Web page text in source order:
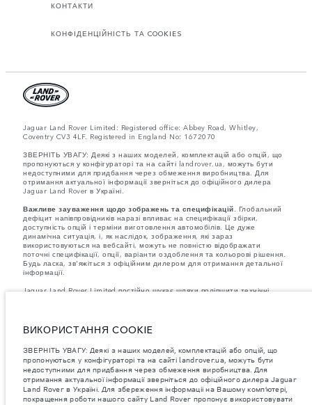
КОНТАКТИ
КОНФІДЕНЦІЙНІСТЬ ТА COOKIES
Jaguar Land Rover Limited: Registered office: Abbey Road, Whitley,
Coventry CV3 4LF. Registered in England No: 1672070
ЗВЕРНІТЬ УВАГУ: Деякі з наших моделей, комплектацій або опцій, що
пропонуються у конфігураторі та на сайті landrover.ua, можуть бути
недоступними для придбання через обмеження виробництва. Для
отримання актуальної інформації зверніться до офіційного дилера
Jaguar Land Rover в Україні.
Важливе зауваження щодо зображень та специфікацій. Глобальний
дефіцит напівпровідників наразі впливає на специфікації збірки,
доступність опцій і терміни виготовлення автомобілів. Це дуже
динамічна ситуація, і, як наслідок, зображення, які зараз
використовуються на вебсайті, можуть не повністю відображати
поточні специфікації, опції, варіанти оздоблення та кольорові рішення.
Будь ласка, зв'яжіться з офіційним дилером для отримання детальної
інформації.
Jaguar Land Rover Limited постійно шукає шляхи поліпшити технічні
можуть відрізнятися від додаткових до стандартних для різних років
моделі. Інформація, технічні характеристики, двигуни і кольори на
відрізнятися від ринку до ринку і можуть бути змінені без попереднього
повідомлення. Деякі автомобілі показані з додатковим обладнанням та
аксесуарами, можуть бути доступні не на всіх ринках та відрізнятися
від запропонованих у салонах дилерських центрів. Будь ласка,
зв'яжіться з офіційним дилером, щоб дізнатися про наявність і
актуальні ціни.
ВИКОРИСТАННЯ COOKIE
ЗВЕРНІТЬ УВАГУ: Деякі з наших моделей, комплектацій або опцій, що
пропонуються у конфігураторі та на сайті landrover.ua, можуть бути
недоступними для придбання через обмеження виробництва. Для
отримання актуальної інформації зверніться до офіційного дилера Jaguar
Land Rover в Україні. Для збереження інформаціі на Вашому комп’ютері,
покращення роботи нашого сайту Land Rover пропонує використовувати